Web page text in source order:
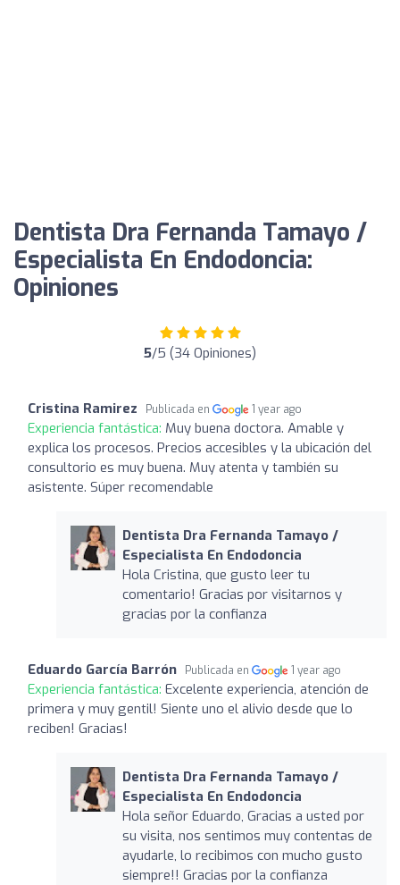
Dentista Dra Fernanda Tamayo /
Especialista En Endodoncia:
Opiniones
5/5 (34 Opiniones)
Cristina Ramirez Publicada en 1 year ago
Experiencia fantástica: Muy buena doctora. Amable y
explica los procesos. Precios accesibles y la ubicación del
consultorio es muy buena. Muy atenta y también su
asistente. Súper recomendable
Dentista Dra Fernanda Tamayo /
Especialista En Endodoncia
Hola Cristina, que gusto leer tu
comentario! Gracias por visitarnos y
gracias por la confianza
Eduardo García Barrón Publicada en 1 year ago
Experiencia fantástica: Excelente experiencia, atención de
primera y muy gentil! Siente uno el alivio desde que lo
reciben! Gracias!
Dentista Dra Fernanda Tamayo /
Especialista En Endodoncia
Hola señor Eduardo, Gracias a usted por
su visita, nos sentimos muy contentas de
ayudarle, lo recibimos con mucho gusto
siempre!! Gracias por la confianza